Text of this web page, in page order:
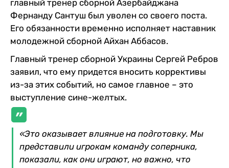
главный тренер сборной Азербайджана
Фернанду Сантуш был уволен со своего поста.
Его обязанности временно исполняет наставник
молодежной сборной Айхан Аббасов.
Главный тренер сборной Украины Сергей Ребров
заявил, что ему придется вносить коррективы
из-за этих событий, но самое главное – это
выступление сине-желтых.
«Это оказывает влияние на подготовку. Мы
представили игрокам команду соперника,
показали, как они играют, но важно, что